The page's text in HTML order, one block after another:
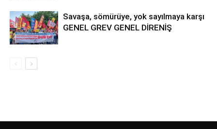
Savaşa, sömürüye, yok sayılmaya karşı
GENEL GREV GENEL DİRENİŞ